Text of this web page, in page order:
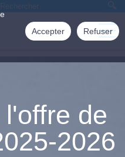
Accepter Refuser
de
2026